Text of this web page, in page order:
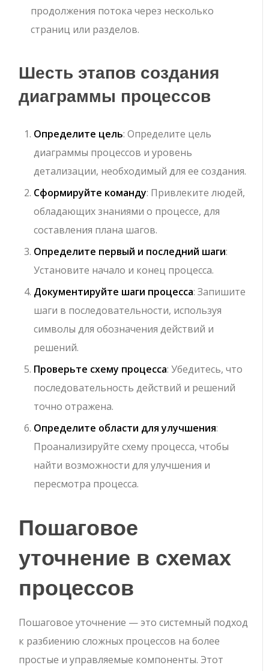
продолжения потока через несколько
страниц или разделов.
Шесть этапов создания
диаграммы процессов
Определите цель: Определите цель
диаграммы процессов и уровень
детализации, необходимый для ее создания.
Сформируйте команду: Привлеките людей,
обладающих знаниями о процессе, для
составления плана шагов.
Определите первый и последний шаги:
Установите начало и конец процесса.
Документируйте шаги процесса: Запишите
шаги в последовательности, используя
символы для обозначения действий и
решений.
Проверьте схему процесса: Убедитесь, что
последовательность действий и решений
точно отражена.
Определите области для улучшения:
Проанализируйте схему процесса, чтобы
найти возможности для улучшения и
пересмотра процесса.
Пошаговое
уточнение в схемах
процессов
Пошаговое уточнение — это системный подход
к разбиению сложных процессов на более
простые и управляемые компоненты. Этот